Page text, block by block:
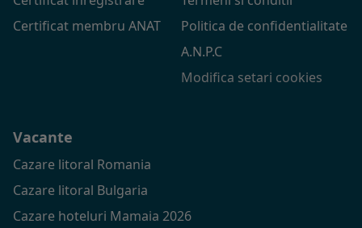
Certificat membru ANAT
Politica de confidentialitate
A.N.P.C
Modifica setari cookies
Vacante
Cazare litoral Romania
Cazare litoral Bulgaria
Cazare hoteluri Mamaia 2026